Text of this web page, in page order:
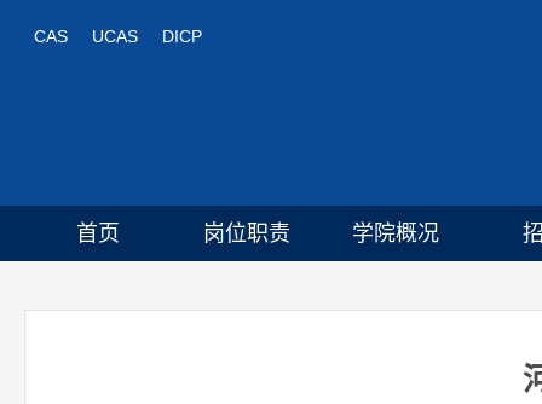
CAS UCAS DICP
首页 岗位职责 学院概况